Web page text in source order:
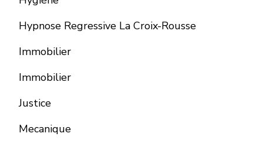
Hypnose Regressive La Croix-Rousse
Immobilier
Immobilier
Justice
Mecanique